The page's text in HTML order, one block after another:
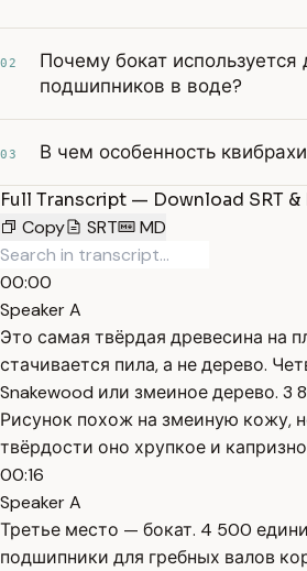
02
Почему бокат используется
подшипников в воде?
03 В чем особенность
Full Transcript — Download SRT &
Copy
SRT MD
00:00
Speaker A
Это самая твёрдая древесина на
стачивается пила, а не дерево.
Snakewood или змеиное дерево. 3
Рисунок похож на змеиную кожу,
твёрдости оно хрупкое и
00:16
Speaker A
Третье место — бокат. 4 500
подшипники для гребных валов